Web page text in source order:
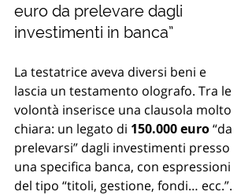
euro da prelevare dagli
investimenti in banca”
La testatrice aveva diversi beni e
lascia un testamento olografo. Tra le
volontà inserisce una clausola molto
chiara: un legato di 150.000 euro “da
prelevarsi” dagli investimenti presso
una specifica banca, con espressioni
del tipo “titoli, gestione, fondi… ecc.”.